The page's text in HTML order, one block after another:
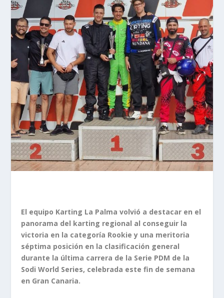
El equipo Karting La Palma volvió a destacar en el
panorama del karting regional al conseguir la
victoria en la categoría Rookie y una meritoria
séptima posición en la clasificación general
durante la última carrera de la Serie PDM de la
Sodi World Series, celebrada este fin de semana
en Gran Canaria.